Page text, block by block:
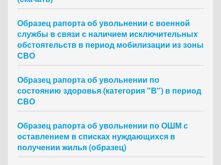
Образец рапорта об увольнении с военной
службы в связи с наличием исключительных
обстоятельств в период мобилизации из зоны
СВО
Образец рапорта об увольнении по
состоянию здоровья (категория "В") в период
СВО
Образец рапорта об увольнении по ОШМ с
оставлением в списках нуждающихся в
получении жилья (образец)